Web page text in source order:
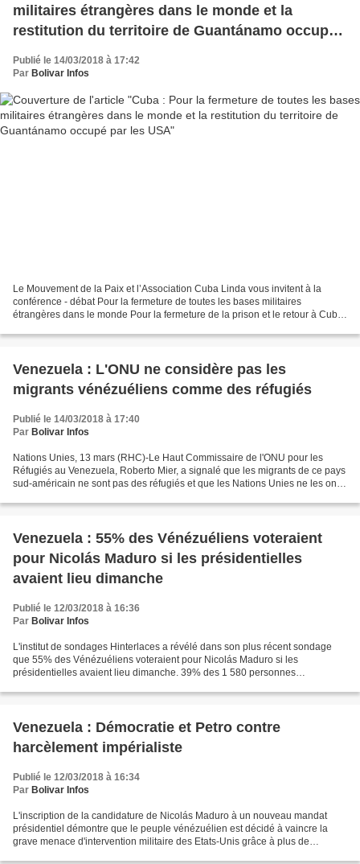
militaires étrangères dans le monde et la
restitution du territoire de Guantánamo occupé
par les USA
Publié le 14/03/2018 à 17:42
Par Bolivar Infos
Le Mouvement de la Paix et l’Association Cuba Linda vous invitent à la
conférence - débat Pour la fermeture de toutes les bases militaires
étrangères dans le monde Pour la fermeture de la prison et le retour à Cuba
Venezuela : L'ONU ne considère pas les
migrants vénézuéliens comme des réfugiés
Publié le 14/03/2018 à 17:40
Par Bolivar Infos
Nations Unies, 13 mars (RHC)-Le Haut Commissaire de l'ONU pour les
Réfugiés au Venezuela, Roberto Mier, a signalé que les migrants de ce pays
sud-américain ne sont pas des réfugiés et que les Nations Unies ne les ont
Venezuela : 55% des Vénézuéliens voteraient
pour Nicolás Maduro si les présidentielles
avaient lieu dimanche
Publié le 12/03/2018 à 16:36
Par Bolivar Infos
L'institut de sondages Hinterlaces a révélé dans son plus récent sondage
que 55% des Vénézuéliens voteraient pour Nicolás Maduro si les
présidentielles avaient lieu dimanche. 39% des 1 580 personnes
Venezuela : Démocratie et Petro contre
harcèlement impérialiste
Publié le 12/03/2018 à 16:34
Par Bolivar Infos
L'inscription de la candidature de Nicolás Maduro à un nouveau mandat
présidentiel démontre que le peuple vénézuélien est décidé à vaincre la
grave menace d'intervention militaire des Etats-Unis grâce à plus de